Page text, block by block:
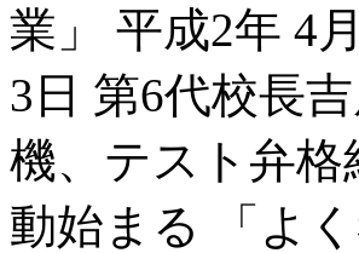
業」 平成2年 4
3日 第6代校長
機、テスト弁
動始まる 「よ